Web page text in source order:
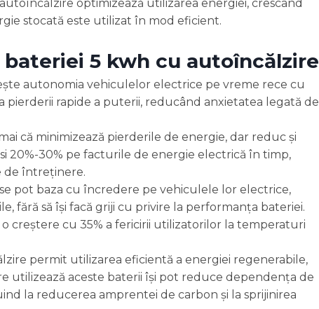
optimizează utilizarea energiei, crescând
stocată este utilizat în mod eficient.
5 kwh cu autoîncălzire
autonomia vehiculelor electrice pe vreme rece cu
pierderii rapide a puterii, reducând anxietatea legată de
că minimizează pierderile de energie, dar reduc și
20%-30% pe facturile de energie electrică în timp,
de întreținere.
pot baza cu încredere pe vehiculele lor electrice,
fără să își facă griji cu privire la performanța bateriei.
creștere cu 35% a fericirii utilizatorilor la temperaturi
permit utilizarea eficientă a energiei regenerabile,
utilizează aceste baterii își pot reduce dependența de
la reducerea amprentei de carbon și la sprijinirea